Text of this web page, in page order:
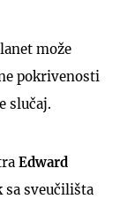
može
pokrivenosti
slučaj.
Edward
sa sveučilišta